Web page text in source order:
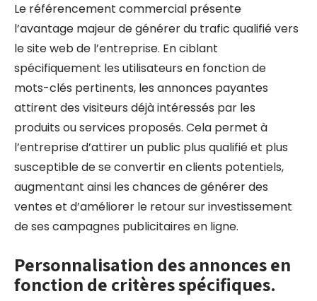
Le référencement commercial présente
l’avantage majeur de générer du trafic qualifié vers
le site web de l’entreprise. En ciblant
spécifiquement les utilisateurs en fonction de
mots-clés pertinents, les annonces payantes
attirent des visiteurs déjà intéressés par les
produits ou services proposés. Cela permet à
l’entreprise d’attirer un public plus qualifié et plus
susceptible de se convertir en clients potentiels,
augmentant ainsi les chances de générer des
ventes et d’améliorer le retour sur investissement
de ses campagnes publicitaires en ligne.
Personnalisation des annonces en
fonction de critères spécifiques.